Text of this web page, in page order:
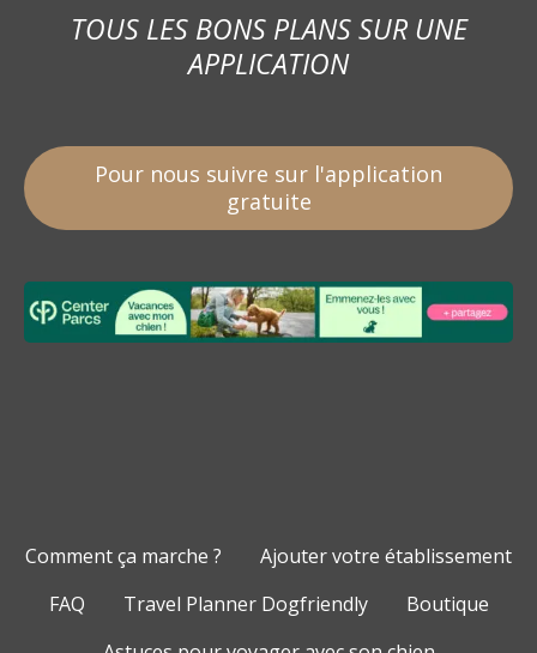
TOUS LES BONS PLANS SUR UNE
APPLICATION
Pour nous suivre sur l'application
gratuite
Comment ça marche ?
Ajouter votre établissement
FAQ
Travel Planner Dogfriendly
Boutique